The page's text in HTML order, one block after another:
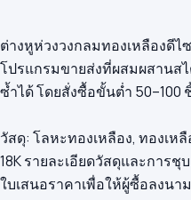
ต่างหูห่วงวงกลมทองเหลืองดี
โปรแกรมขายส่งที่ผสมผสานส
ซ้ำได้ โดยสั่งซื้อขั้นต่ำ 50–100
วัสดุ: โลหะทองเหลือง, ทองเห
18K รายละเอียดวัสดุและการ
ใบเสนอราคาเพื่อให้ผู้ซื้อลงนา